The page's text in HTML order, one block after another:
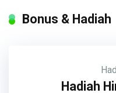
Bonus & Hadiah
Hadiah